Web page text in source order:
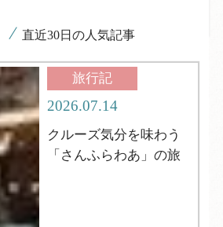
/ 直近30日の人気記事
旅行記
2026.07.14
クルーズ気分を味わう
「さんふらわあ」の旅